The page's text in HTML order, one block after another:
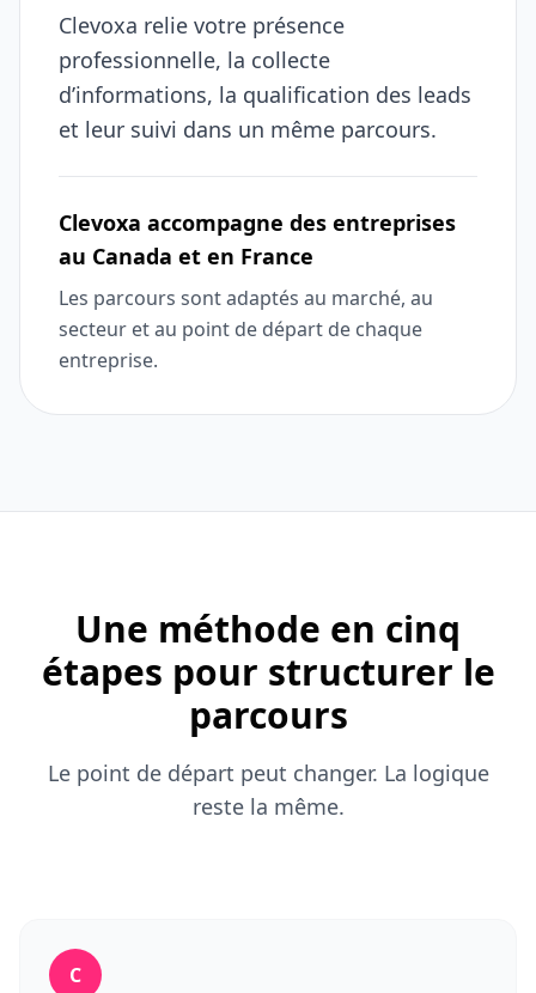
Clevoxa relie votre présence
professionnelle, la collecte
d’informations, la qualification des leads
et leur suivi dans un même parcours.
Clevoxa accompagne des entreprises
au Canada et en France
Les parcours sont adaptés au marché, au
secteur et au point de départ de chaque
entreprise.
Une méthode en cinq
étapes pour structurer le
parcours
Le point de départ peut changer. La logique
reste la même.
C